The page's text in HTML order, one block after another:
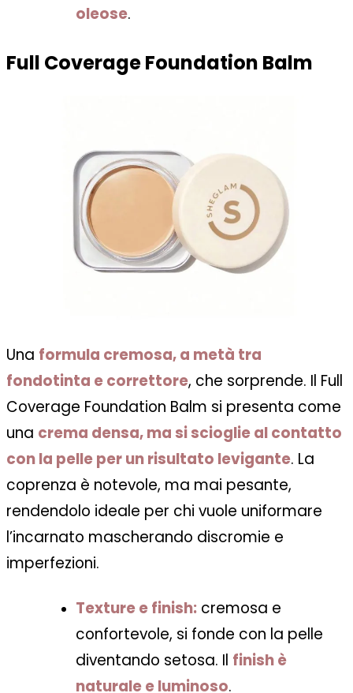
oleose.
Full Coverage Foundation Balm
Una formula cremosa, a metà tra
fondotinta e correttore, che sorprende. Il Full
Coverage Foundation Balm si presenta come
una crema densa, ma si scioglie al contatto
con la pelle per un risultato levigante. La
coprenza è notevole, ma mai pesante,
rendendolo ideale per chi vuole uniformare
l’incarnato mascherando discromie e
imperfezioni.
Texture e finish: cremosa e
confortevole, si fonde con la pelle
diventando setosa. Il finish è
naturale e luminoso.